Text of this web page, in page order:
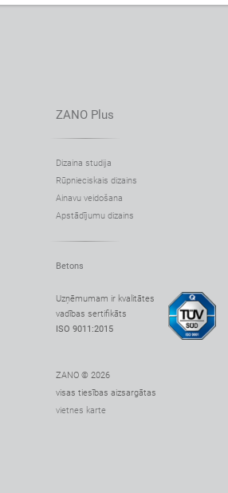
ZANO Plus
Dizaina studija
Rūpnieciskais dizains
Ainavu veidošana
Apstādījumu dizains
Betons
Uzņēmumam ir kvalitātes
vadības sertifikāts
ISO 9011:2015
ZANO © 2026
visas tiesības aizsargātas
vietnes karte